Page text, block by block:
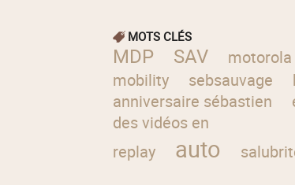
MOTS CLÉS
MDP SAV
motorola
mobility
sebsauvage
anniversaire sébastien
des vidéos en
replay
auto